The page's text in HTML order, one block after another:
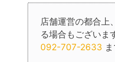
店舗運営の都合上
る場合もございま
092-707-2633